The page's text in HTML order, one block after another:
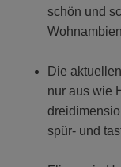
schön und
Die
nur aus wie
spür- und